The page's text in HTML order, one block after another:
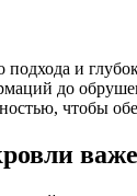
и
до
чтобы